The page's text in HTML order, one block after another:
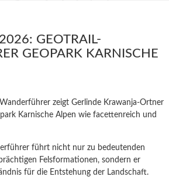
GEOTRAIL-
GEOPARK KARNISCHE
zeigt Gerlinde Krawanja-Ortner
Karnische Alpen wie facettenreich und
führt nicht nur zu bedeutenden
Felsformationen, sondern er
für die Entstehung der Landschaft.